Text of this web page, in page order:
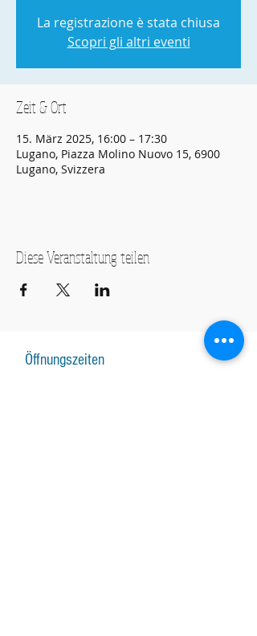
La registrazione è stata chiusa
Scopri gli altri eventi
Zeit & Ort
15. März 2025, 16:00 – 17:30
Lugano, Piazza Molino Nuovo 15, 6900
Lugano, Svizzera
Diese Veranstaltung teilen
Öffnungszeiten